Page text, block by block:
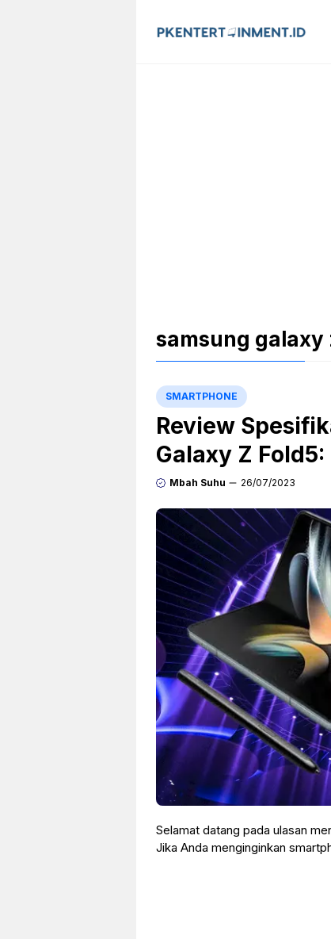
samsung galaxy
SMARTPHONE
Review
Galaxy Z
Mbah Suhu 26/07/2023
Selamat datang pada ulasan
Jika Anda menginginkan